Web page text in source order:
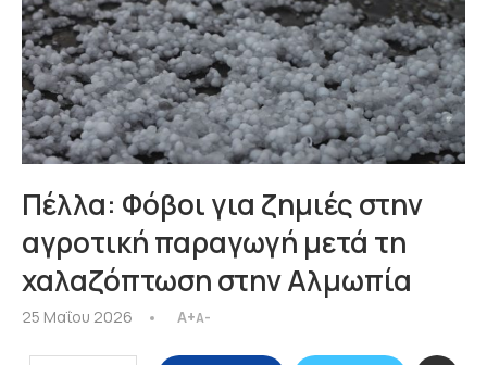
Πέλλα: Φόβοι για ζημιές στην
αγροτική παραγωγή μετά τη
χαλαζόπτωση στην Αλμωπία
25 Μαΐου 2026 A+A-